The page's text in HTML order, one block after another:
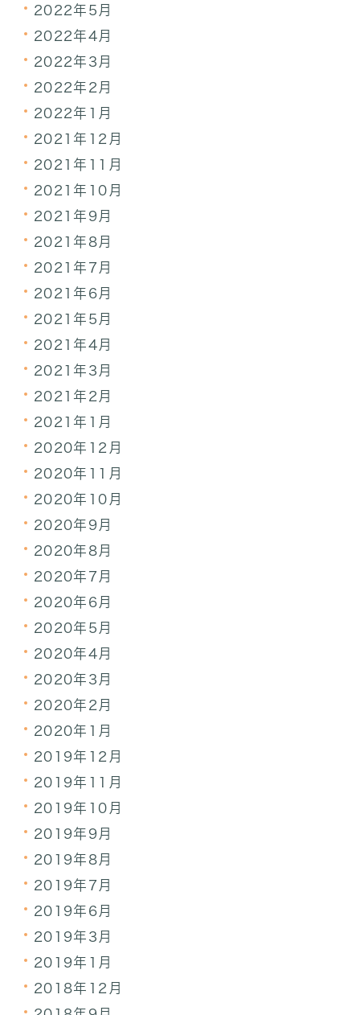
2022年5月
2022年4月
2022年3月
2022年2月
2022年1月
2021年12月
2021年11月
2021年10月
2021年9月
2021年8月
2021年7月
2021年6月
2021年5月
2021年4月
2021年3月
2021年2月
2021年1月
2020年12月
2020年11月
2020年10月
2020年9月
2020年8月
2020年7月
2020年6月
2020年5月
2020年4月
2020年3月
2020年2月
2020年1月
2019年12月
2019年11月
2019年10月
2019年9月
2019年8月
2019年7月
2019年6月
2019年3月
2019年1月
2018年12月